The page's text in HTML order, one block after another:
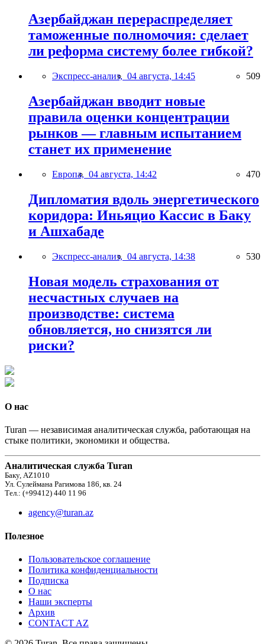
Азербайджан перераспределяет
таможенные полномочия: сделает
ли реформа систему более гибкой?
Экспресс-анализ, 04 августа, 14:45 509
Азербайджан вводит новые
правила оценки концентрации
рынков — главным испытанием
станет их применение
Европа, 04 августа, 14:42 470
Дипломатия вдоль энергетического
коридора: Иньяцио Кассис в Баку
и Ашхабаде
Экспресс-анализ, 04 августа, 14:38 530
Новая модель страхования от
несчастных случаев на
производстве: система
обновляется, но снизятся ли
риски?
О нас
Turan — независимая аналитическая служба, работающая на
стыке политики, экономики и общества.
Аналитическая служба Turan
Баку, AZ1010
Ул. Сулеймана Рагимова 186, кв. 24
Тел.: (+99412) 440 11 96
agency@turan.az
Полезное
Пользовательское соглашение
Политика конфиденциальности
Подписка
О нас
Наши эксперты
Архив
CONTACT AZ